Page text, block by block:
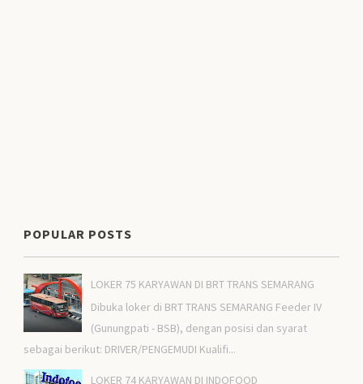
POPULAR POSTS
LOKER 75 KARYAWAN DI BRT TRANS SEMARANG
Dibuka loker di BRT TRANS SEMARANG Feeder IV
(Gunungpati - BSB), dengan posisi dan syarat
sebagai berikut: DRIVER/PENGEMUDI Kualifi...
LOKER 74 KARYAWAN DI INDOFOOD